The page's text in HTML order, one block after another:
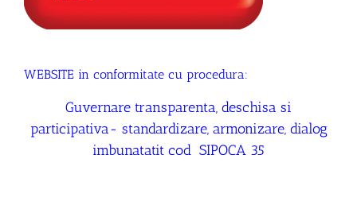
WEBSITE in conformitate cu procedura:
Guvernare transparenta, deschisa si
participativa- standardizare, armonizare, dialog
imbunatatit cod SIPOCA 35